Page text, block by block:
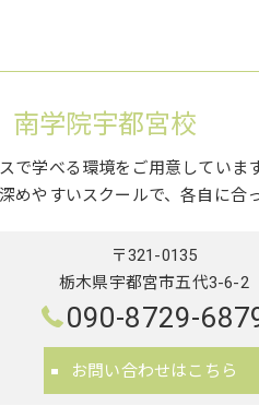
学院宇都宮校
で学べる環境をご用意してい
めやすいスクールで、各自に合
〒321-0135
栃木県宇都宮市五代3-6-2
090-8729-
お問い合わせはこちら